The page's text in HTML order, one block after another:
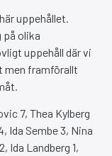
uppehållet.
på olika
uppehåll där vi
men framförallt
7, Thea Kylberg
Ida Sembe 3, Nina
Ida Landberg 1,